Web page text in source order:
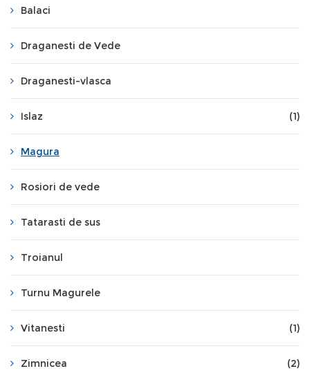
Balaci
Draganesti de Vede
Draganesti-vlasca
Islaz (1)
Magura
Rosiori de vede
Tatarasti de sus
Troianul
Turnu Magurele
Vitanesti (1)
Zimnicea (2)